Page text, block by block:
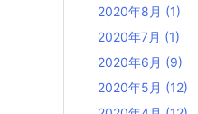
2020年8月 (1)
2020年7月 (1)
2020年6月 (9)
2020年5月 (12)